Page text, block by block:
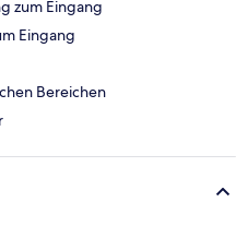
zum Eingang
Eingang
Bereichen